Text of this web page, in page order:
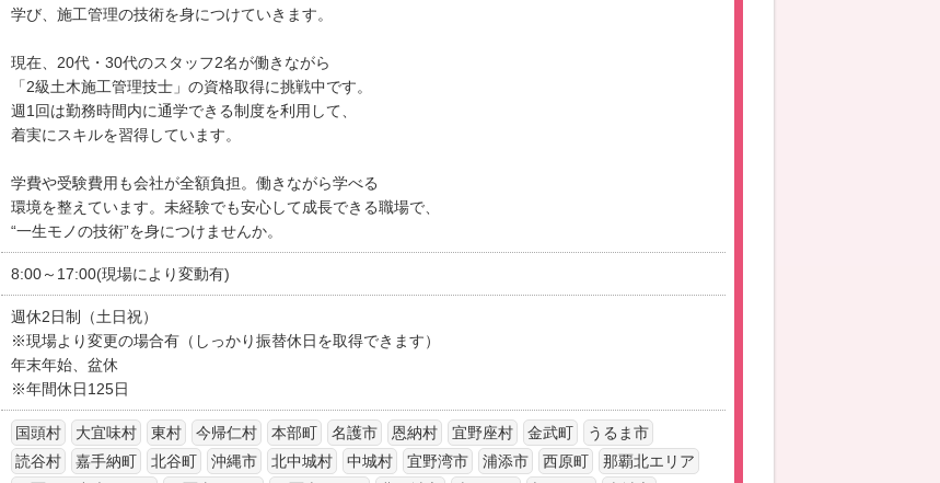
学び、施工管理の技術を身につけていきます。
現在、20代・30代のスタッフ2名が働きながら
「2級土木施工管理技士」の資格取得に挑戦中です。
週1回は勤務時間内に通学できる制度を利用して、
着実にスキルを習得しています。
学費や受験費用も会社が全額負担。働きながら学べる
環境を整えています。未経験でも安心して成長できる職場で、
“一生モノの技術”を身につけませんか。
8:00～17:00(現場により変動有)
週休2日制（土日祝）
※現場より変更の場合有（しっかり振替休日を取得できます）
年末年始、盆休
※年間休日125日
国頭村 大宜味村 東村 今帰仁村 本部町 名護市 恩納村 宜野座村 金武町
うるま市
読谷村
嘉手納町 北谷町 沖縄市 北中城村 中城村 宜野湾市 浦添市 西原町
那覇北エリア